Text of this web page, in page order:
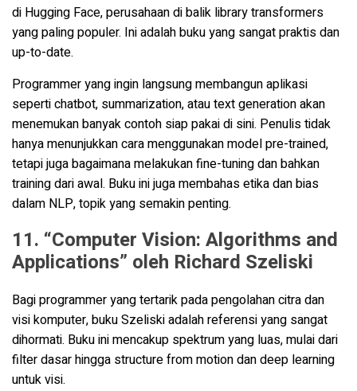
di Hugging Face, perusahaan di balik library transformers
yang paling populer. Ini adalah buku yang sangat praktis dan
up-to-date.
Programmer yang ingin langsung membangun aplikasi
seperti chatbot, summarization, atau text generation akan
menemukan banyak contoh siap pakai di sini. Penulis tidak
hanya menunjukkan cara menggunakan model pre-trained,
tetapi juga bagaimana melakukan fine-tuning dan bahkan
training dari awal. Buku ini juga membahas etika dan bias
dalam NLP, topik yang semakin penting.
11. “Computer Vision: Algorithms and
Applications” oleh Richard Szeliski
Bagi programmer yang tertarik pada pengolahan citra dan
visi komputer, buku Szeliski adalah referensi yang sangat
dihormati. Buku ini mencakup spektrum yang luas, mulai dari
filter dasar hingga structure from motion dan deep learning
untuk visi.